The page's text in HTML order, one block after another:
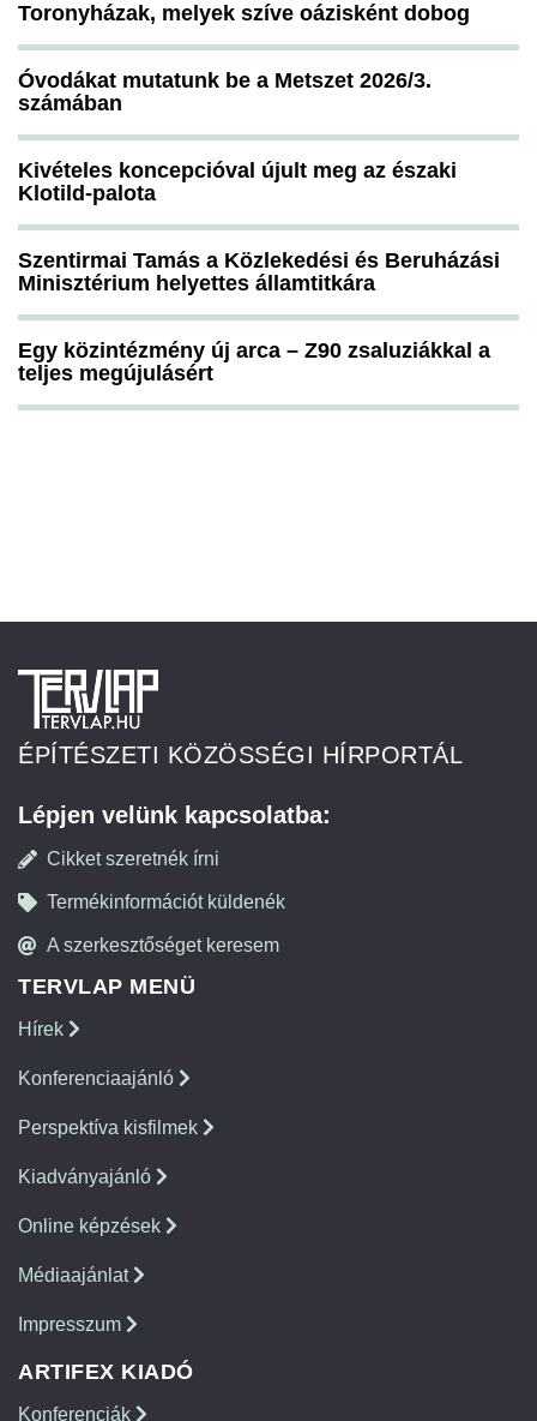
Toronyházak, melyek szíve oázisként dobog
Óvodákat mutatunk be a Metszet 2026/3.
számában
Kivételes koncepcióval újult meg az északi
Klotild-palota
Szentirmai Tamás a Közlekedési és Beruházási
Minisztérium helyettes államtitkára
Egy közintézmény új arca – Z90 zsaluziákkal a
teljes megújulásért
ÉPÍTÉSZETI KÖZÖSSÉGI HÍRPORTÁL
Lépjen velünk kapcsolatba:
Cikket szeretnék írni
Termékinformációt küldenék
A szerkesztőséget keresem
TERVLAP MENÜ
Hírek
Konferenciaajánló
Perspektíva kisfilmek
Kiadványajánló
Online képzések
Médiaajánlat
Impresszum
ARTIFEX KIADÓ
Konferenciák